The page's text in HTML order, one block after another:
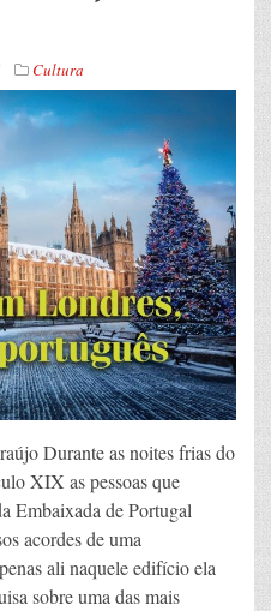
Cultura
Durante as noites frias do
XIX as pessoas que
Embaixada de Portugal
acordes de uma
ali naquele edifício ela
sobre uma das mais